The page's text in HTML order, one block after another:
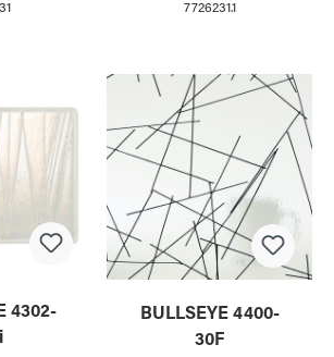
7726231.1
4302-
BULLSEYE 4400-
30F